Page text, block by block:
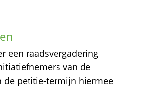
een raadsvergadering
van de
de petitie-termijn hiermee